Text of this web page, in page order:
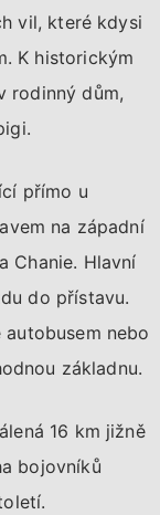
vil, které kdysi
K historickým
rodinný dům,
přímo u
na západní
Chanie. Hlavní
do přístavu.
nebo
základnu.
16 km jižně
bojovníků